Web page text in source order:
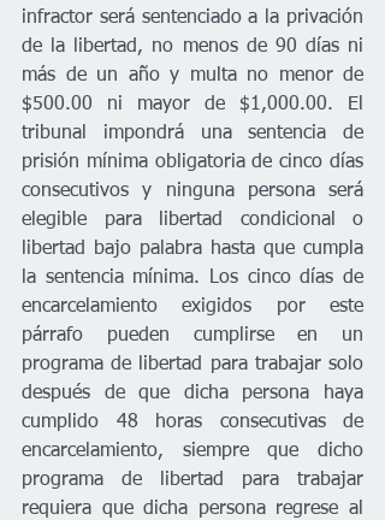
infractor será sentenciado a la privación
de la libertad, no menos de 90 días ni
más de un año y multa no menor de
$500.00 ni mayor de $1,000.00. El
tribunal impondrá una sentencia de
prisión mínima obligatoria de cinco días
consecutivos y ninguna persona será
elegible para libertad condicional o
libertad bajo palabra hasta que cumpla
la sentencia mínima. Los cinco días de
encarcelamiento exigidos por este
párrafo pueden cumplirse en un
programa de libertad para trabajar solo
después de que dicha persona haya
cumplido 48 horas consecutivas de
encarcelamiento, siempre que dicho
programa de libertad para trabajar
requiera que dicha persona regrese al